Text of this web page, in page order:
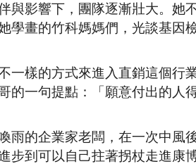
與影響下，團隊逐漸壯大。她
學畫的竹科媽媽們，光談基因
不一樣的方式來進入直銷這個
的一句提點：「願意付出的人
雨的企業家老闆，在一次中風
步到可以自己拄著拐杖走進康